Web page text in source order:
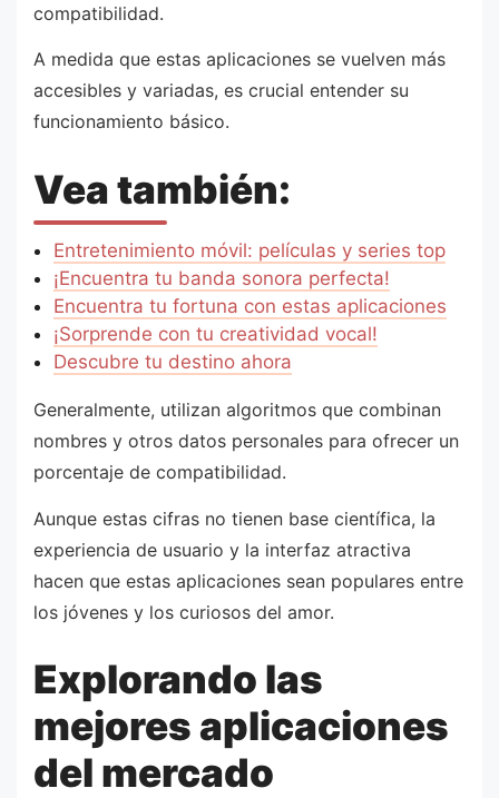
compatibilidad.
A medida que estas aplicaciones se vuelven más
accesibles y variadas, es crucial entender su
funcionamiento básico.
Vea también:
Entretenimiento móvil: películas y series top
¡Encuentra tu banda sonora perfecta!
Encuentra tu fortuna con estas aplicaciones
¡Sorprende con tu creatividad vocal!
Descubre tu destino ahora
Generalmente, utilizan algoritmos que combinan
nombres y otros datos personales para ofrecer un
porcentaje de compatibilidad.
Aunque estas cifras no tienen base científica, la
experiencia de usuario y la interfaz atractiva
hacen que estas aplicaciones sean populares entre
los jóvenes y los curiosos del amor.
Explorando las
mejores aplicaciones
del mercado